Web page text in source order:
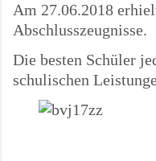
Am 27.06.2018
Abschlusszeugnisse.
Die besten Schüler
schulischen